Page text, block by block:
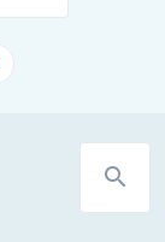
search